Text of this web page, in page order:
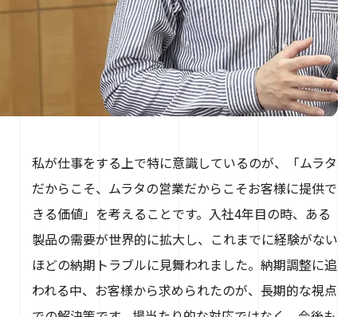
私が仕事をする上で特に意識しているのが、「ムラタ
だからこそ、ムラタの営業だからこそお客様に提供で
きる価値」を考えることです。入社4年目の時、ある
製品の需要が世界的に拡大し、これまでに経験がない
ほどの納期トラブルに見舞われました。納期調整に追
われる中、お客様から求められたのが、長期的な視点